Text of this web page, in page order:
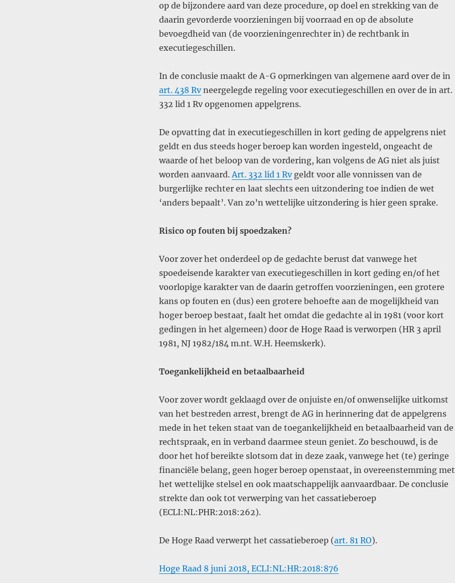
op de bijzondere aard van deze procedure, op doel en strekking van de
daarin gevorderde voorzieningen bij voorraad en op de absolute
bevoegdheid van (de voorzieningenrechter in) de rechtbank in
executiegeschillen.
In de conclusie maakt de A-G opmerkingen van algemene aard over de in
art. 438 Rvneergelegde regeling voor executiegeschillen en over de in art.
332 lid 1 Rv opgenomen appelgrens.
De opvatting dat in executiegeschillen in kort geding de appelgrens niet
geldt en dus steeds hoger beroep kan worden ingesteld, ongeacht de
waarde of het beloop van de vordering, kan volgens de AG niet als juist
worden aanvaard.Art. 332 lid 1 Rvgeldt voor alle vonnissen van de
burgerlijke rechter en laat slechts een uitzondering toe indien de wet
‘anders bepaalt’. Van zo’n wettelijke uitzondering is hier geen sprake.
Risico op fouten bij spoedzaken?
Voor zover het onderdeel op de gedachte berust dat vanwege het
spoedeisende karakter van executiegeschillen in kort geding en/of het
voorlopige karakter van de daarin getroffen voorzieningen, een grotere
kans op fouten en (dus) een grotere behoefte aan de mogelijkheid van
hoger beroep bestaat, faalt het omdat die gedachte al in 1981 (voor kort
gedingen in het algemeen) door de Hoge Raad is verworpen (HR 3 april
1981, NJ 1982/184 m.nt. W.H. Heemskerk).
Toegankelijkheid en betaalbaarheid
Voor zover wordt geklaagd over de onjuiste en/of onwenselijke uitkomst
van het bestreden arrest, brengt de AG in herinnering dat de appelgrens
mede in het teken staat van de toegankelijkheid en betaalbaarheid van de
rechtspraak, en in verband daarmee steun geniet. Zo beschouwd, is de
door het hof bereikte slotsom dat in deze zaak, vanwege het (te) geringe
financiële belang, geen hoger beroep openstaat, in overeenstemming met
het wettelijke stelsel en ook maatschappelijk aanvaardbaar. De conclusie
strekte dan ook tot verwerping van het cassatieberoep
(ECLI:NL:PHR:2018:262).
De Hoge Raad verwerpt het cassatieberoep (art. 81 RO).
Hoge Raad 8 juni 2018, ECLI:NL:HR:2018:876